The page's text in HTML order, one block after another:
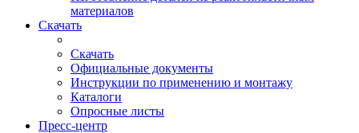
материалов
Скачать
Скачать
Официальные документы
Инструкции по применению и монтажу
Каталоги
Опросные листы
Пресс-центр